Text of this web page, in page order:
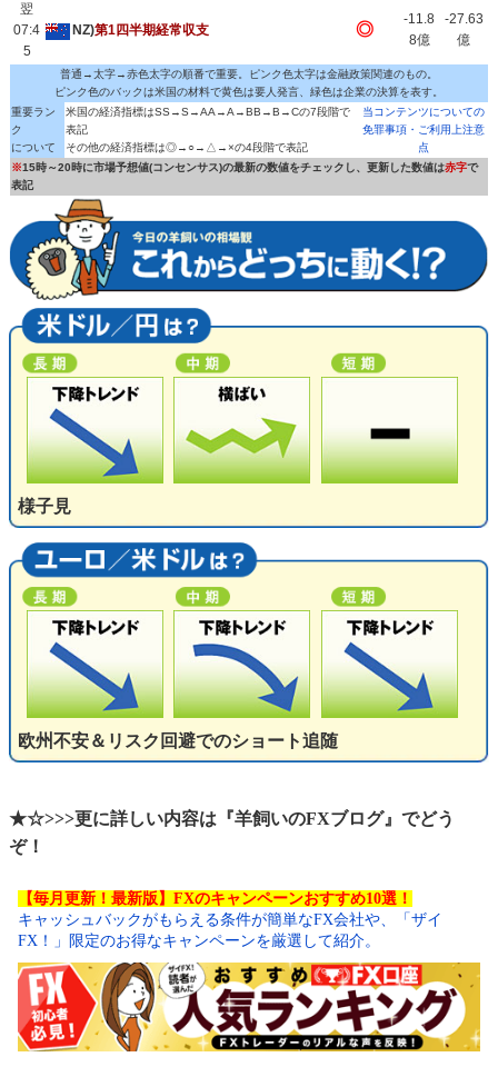
翌
07:4
5
NZ)第1四半期経常収支 ◎
-11.8
8億
-27.63
億
普通→太字→赤色太字の順番で重要。ピンク色太字は金融政策関連のもの。
ピンク色のバックは米国の材料で黄色は要人発言、緑色は企業の決算を表す。
重要ラン
ク
について
米国の経済指標はSS→S→AA→A→BB→B→Cの7段階で
表記
その他の経済指標は◎→○→△→×の4段階で表記
当コンテンツについての
免罪事項・ご利用上注意
点
※15時～20時に市場予想値(コンセンサス)の最新の数値をチェックし、更新した数値は赤字で
表記
様子見
欧州不安＆リスク回避でのショート追随
★☆>>>更に詳しい内容は『羊飼いのFXブログ』でどう
ぞ！
【毎月更新！最新版】FXのキャンペーンおすすめ10選！
キャッシュバックがもらえる条件が簡単なFX会社や、「ザイ
FX！」限定のお得なキャンペーンを厳選して紹介。